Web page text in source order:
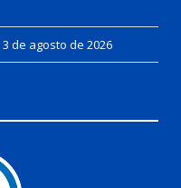
3 de agosto de 2026